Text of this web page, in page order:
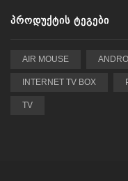
ᲞᲠᲝᲓᲣᲥᲢᲘᲡ ᲢᲔᲒᲔᲑᲘ
AIR MOUSE
INTERNET TV BOX
TV